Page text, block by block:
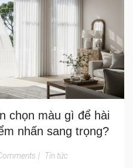
chọn màu gì để hài
nhấn sang trọng?
| Tin tức